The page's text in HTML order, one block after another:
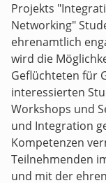
Projekts
Networking"
ehrenamtlich
wird die
Geflüchteten für
interessierten
Workshops und
und Integration
Kompetenzen
Teilnehmenden
und mit der